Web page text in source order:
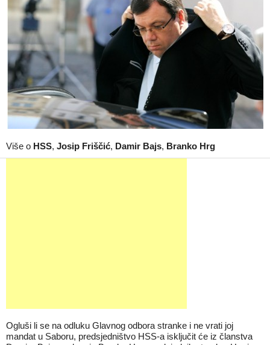
Više o HSS, Josip Friščić, Damir Bajs, Branko Hrg
Ogluši li se na odluku Glavnog odbora stranke i ne vrati joj
mandat u Saboru, predsjedništvo HSS-a isključit će iz članstva